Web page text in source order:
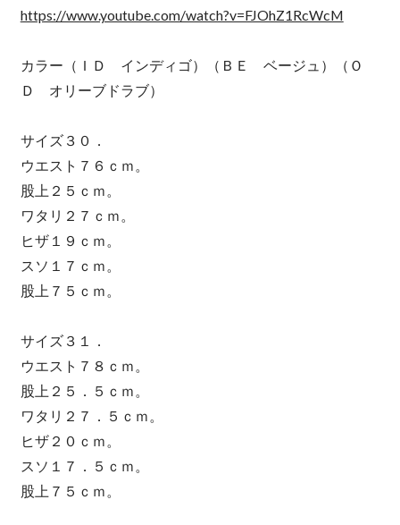
https://www.youtube.com/watch?v=FJOhZ1RcWcM
カラー（ＩＤ インディゴ）（ＢＥ ベージュ）（Ｏ
Ｄ オリーブドラブ）
サイズ３０．
ウエスト７６ｃｍ。
股上２５ｃｍ。
ワタリ２７ｃｍ。
ヒザ１９ｃｍ。
スソ１７ｃｍ。
股上７５ｃｍ。
サイズ３１．
ウエスト７８ｃｍ。
股上２５．５ｃｍ。
ワタリ２７．５ｃｍ。
ヒザ２０ｃｍ。
スソ１７．５ｃｍ。
股上７５ｃｍ。